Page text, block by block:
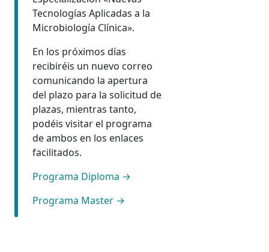
Tecnologías Aplicadas a la
Microbiología Clínica».
En los próximos días
recibiréis un nuevo correo
comunicando la apertura
del plazo para la solicitud de
plazas, mientras tanto,
podéis visitar el programa
de ambos en los enlaces
facilitados.
Programa Diploma →
Programa Master →